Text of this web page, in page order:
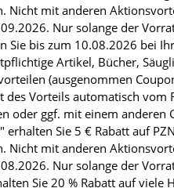
Nicht mit anderen
Nur solange der
Sie bis zum 10.08.2026 bei
Artikel, Bücher,
(ausgenommen
Vorteils automatisch
oder ggf. mit einem
Sie 5 € Rabatt auf
Nicht mit anderen
Nur solange der
Sie 20 % Rabatt auf